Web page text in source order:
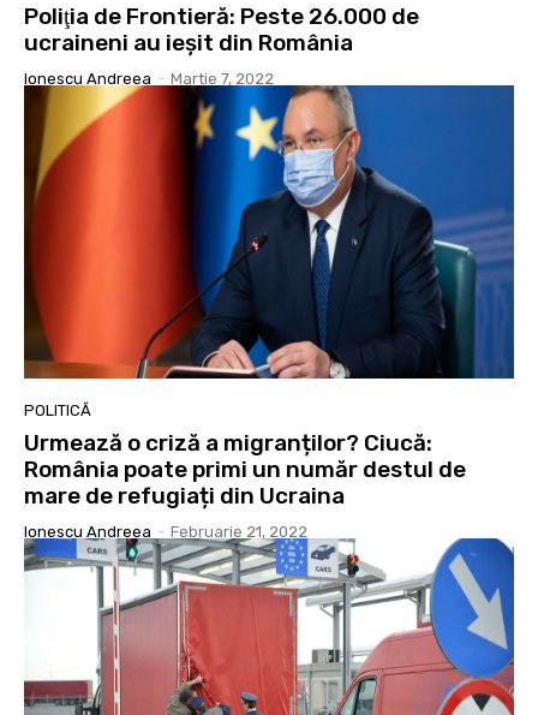
Poliţia de Frontieră: Peste 26.000 de
ucraineni au ieşit din România
Ionescu Andreea - Martie 7, 2022
POLITICĂ
Urmează o criză a migranților? Ciucă:
România poate primi un număr destul de
mare de refugiați din Ucraina
Ionescu Andreea - Februarie 21, 2022